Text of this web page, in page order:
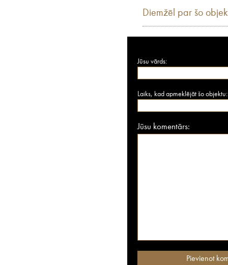
Diemžēl par šo
Jūsu vārds:
Laiks, kad apmeklējāt šo objektu:
Jūsu komentārs: